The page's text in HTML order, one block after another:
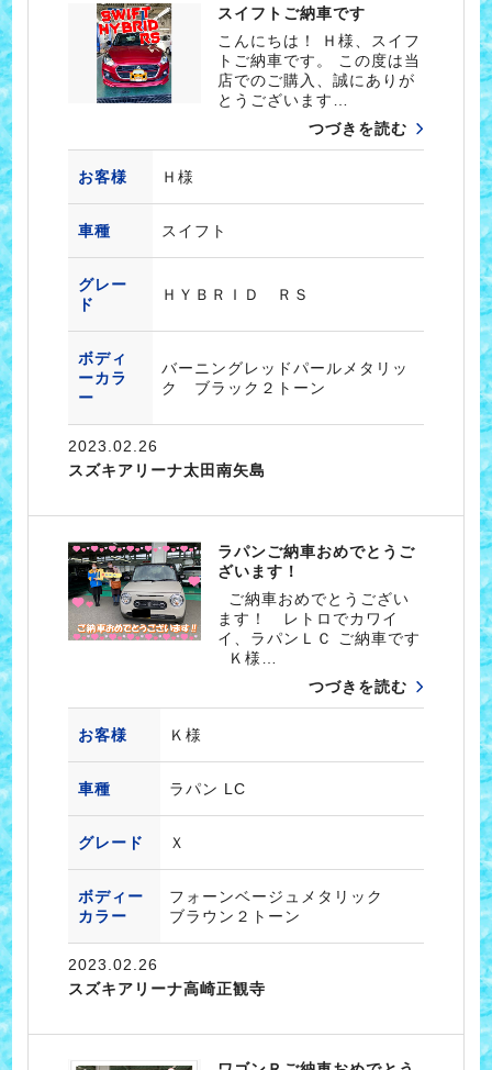
スイフトご納車です
こんにちは！ Ｈ様、スイフ
トご納車です。 この度は当
店でのご購入、誠にありが
とうございます…
つづきを読む
お客様 Ｈ様
車種 スイフト
グレー
ド
ＨＹＢＲＩＤ ＲＳ
ボディ
ーカラ
ー
バーニングレッドパールメタリッ
ク ブラック２トーン
2023.02.26
スズキアリーナ太田南矢島
ラパンご納車おめでとうご
ざいます！
ご納車おめでとうござい
ます！ レトロでカワイ
イ、ラパンＬＣ ご納車です
Ｋ様…
つづきを読む
お客様 Ｋ様
車種 ラパン LC
グレード Ｘ
ボディー
カラー
フォーンベージュメタリック
ブラウン２トーン
2023.02.26
スズキアリーナ高崎正観寺